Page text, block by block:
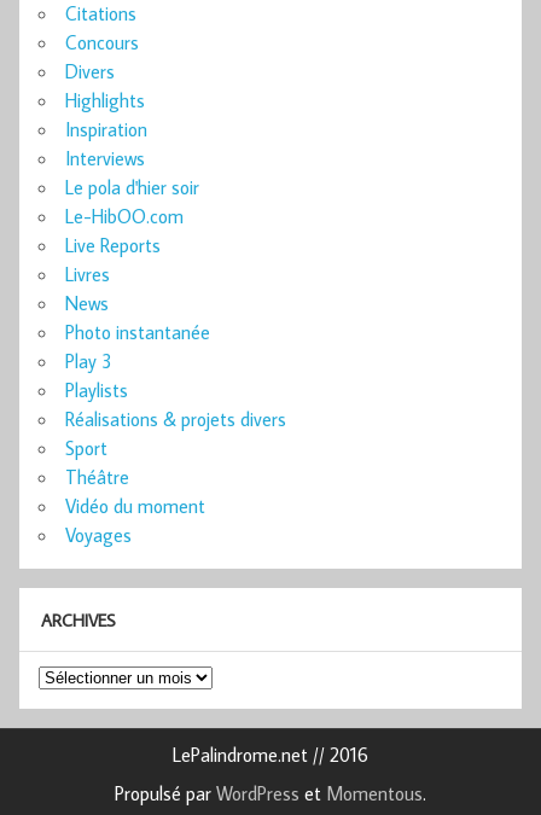
Citations
Concours
Divers
Highlights
Inspiration
Interviews
Le pola d'hier soir
Le-HibOO.com
Live Reports
Livres
News
Photo instantanée
Play 3
Playlists
Réalisations & projets divers
Sport
Théâtre
Vidéo du moment
Voyages
ARCHIVES
Archives
LePalindrome.net // 2016
Propulsé par WordPress et Momentous.